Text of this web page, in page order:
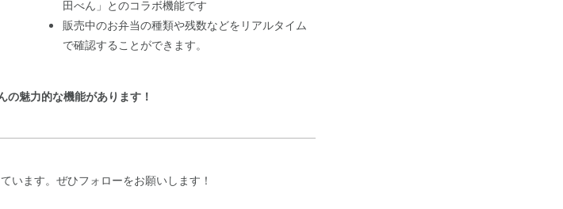
田べん」とのコラボ機能です
販売中のお弁当の種類や残数などをリアルタイム
で確認することができます。
の魅力的な機能があります！
います。ぜひフォローをお願いします！